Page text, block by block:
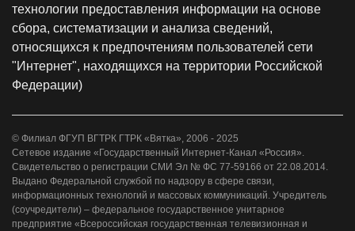
технологии предоставления информации на основе
сбора, систематизации и анализа сведений,
относящихся к предпочтениям пользователей сети
"Интернет", находящихся на территории Российской
Федерации)
© Филиал ФГУП ВГТРК ГТРК «Вятка», 2006 - 2025
Сетевое издание «Государственный Интернет-Канал «Россия».
Свидетельство о регистрации СМИ Эл № ФС 77-59166 от 22.08.2014.
Выдано Федеральной службой по надзору в сфере связи,
информационных технологий и массовых коммуникаций. Учредитель
(соучредители) – федеральное государственное унитарное
предприятие «Всероссийская государственная телевизионная и